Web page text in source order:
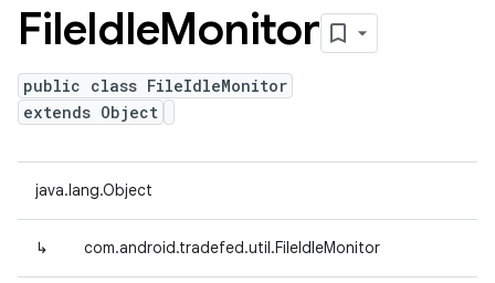
FileIdleMonitor
public class FileIdleMonitor
extends Object
java.lang.Object
↳ com.android.tradefed.util.FileIdleMonitor